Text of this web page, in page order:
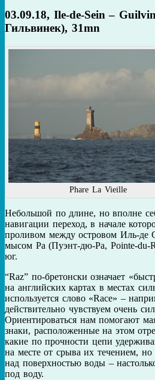
03.09.18, Ile-de-Sein –
Гильвинек), 31mn
Phare La Vieille
Небольшой по длине, но вполне
навигации переход, в начале
проливом между островом Иль-де
мысом Ра (Пуэнт-дю-Ра, Pointe-du-
юг.
“Raz” по-бретонски означает
на английских картах в местах
используется слово «Race» –
действительно чувствуем очень
Ориентироваться нам помогают
знаки, расположенные на этом
какие по прочности цепи
на месте от срыва их течением,
над поверхностью воды –
под воду.